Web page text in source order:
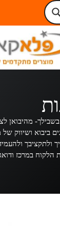
מהיבואן
ושיווק של
הלקוח במרכז